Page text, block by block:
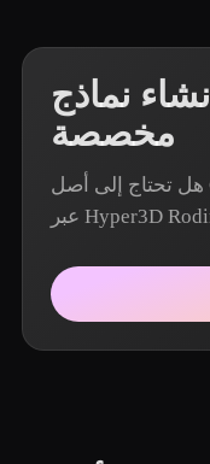
إنشاء نماذج Game Prop
مخصصة
هل تحتاج إلى أصل Game Prop محدد؟ أنشئ نموذجًا